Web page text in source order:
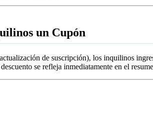
un Cupón
de suscripción), los inquilinos
se refleja inmediatamente en el